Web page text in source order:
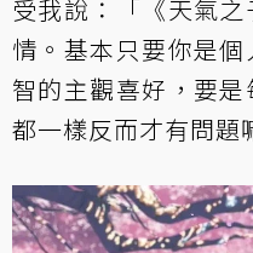
受我說：「《天氣
情。基本只要你是
智的主觀喜好，要
都一樣反而才有問題